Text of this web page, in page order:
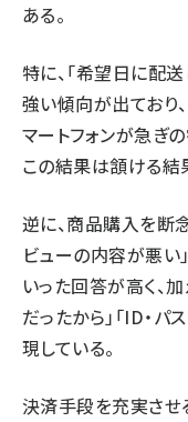
ある。
特に、「希望日に配
強い傾向が出ており
マートフォンが急ぎ
この結果は頷ける結
逆に、商品購入を断
ビューの内容が悪い
いった回答が高く、
だったから」「ID・
現している。
決済手段を充実させ